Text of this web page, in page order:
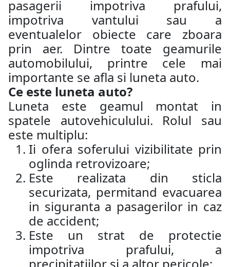
pasagerii impotriva prafului,
impotriva vantului sau a
eventualelor obiecte care zboara
prin aer. Dintre toate geamurile
automobilului, printre cele mai
importante se afla si luneta auto.
Ce este luneta auto?
Luneta este geamul montat in
spatele autovehiculului. Rolul sau
este multiplu:
Ii ofera soferului vizibilitate prin
oglinda retrovizoare;
Este realizata din sticla
securizata, permitand evacuarea
in siguranta a pasagerilor in caz
de accident;
Este un strat de protectie
impotriva prafului, a